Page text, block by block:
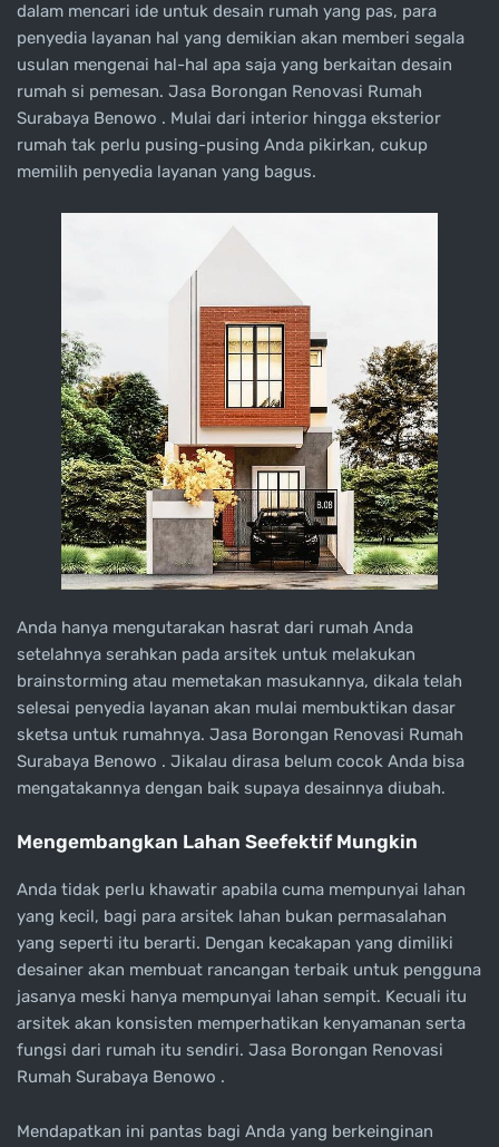
dalam mencari ide untuk desain rumah yang pas, para
penyedia layanan hal yang demikian akan memberi segala
usulan mengenai hal-hal apa saja yang berkaitan desain
rumah si pemesan. Jasa Borongan Renovasi Rumah
Surabaya Benowo . Mulai dari interior hingga eksterior
rumah tak perlu pusing-pusing Anda pikirkan, cukup
memilih penyedia layanan yang bagus.
Anda hanya mengutarakan hasrat dari rumah Anda
setelahnya serahkan pada arsitek untuk melakukan
brainstorming atau memetakan masukannya, dikala telah
selesai penyedia layanan akan mulai membuktikan dasar
sketsa untuk rumahnya. Jasa Borongan Renovasi Rumah
Surabaya Benowo . Jikalau dirasa belum cocok Anda bisa
mengatakannya dengan baik supaya desainnya diubah.
Mengembangkan Lahan Seefektif Mungkin
Anda tidak perlu khawatir apabila cuma mempunyai lahan
yang kecil, bagi para arsitek lahan bukan permasalahan
yang seperti itu berarti. Dengan kecakapan yang dimiliki
desainer akan membuat rancangan terbaik untuk pengguna
jasanya meski hanya mempunyai lahan sempit. Kecuali itu
arsitek akan konsisten memperhatikan kenyamanan serta
fungsi dari rumah itu sendiri. Jasa Borongan Renovasi
Rumah Surabaya Benowo .
Mendapatkan ini pantas bagi Anda yang berkeinginan